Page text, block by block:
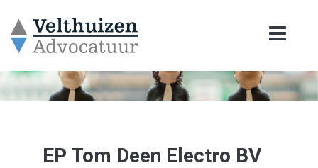
EP Tom Deen Electro BV